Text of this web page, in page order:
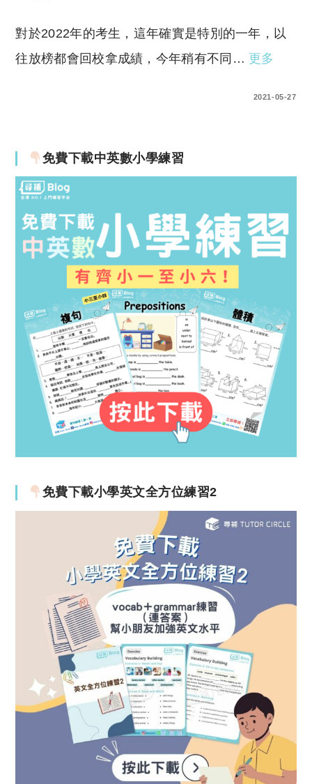
對於2022年的考生，這年確實是特別的一年，以
往放榜都會回校拿成績，今年稍有不同… 更多
2021-05-27
免費下載中英數小學練習
免費下載小學英文全方位練習2